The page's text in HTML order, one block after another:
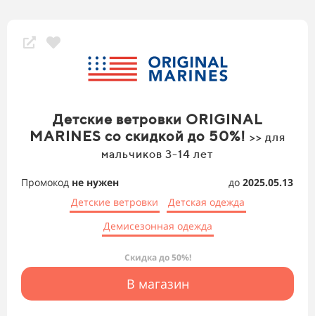
Детские ветровки ORIGINAL
MARINES со скидкой до 50%! >> для
мальчиков 3-14 лет
Промокод не нужен до 2025.05.13
Детские ветровки
Детская одежда
Демисезонная одежда
Скидка до 50%!
В магазин